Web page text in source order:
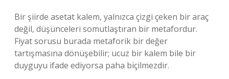
Bir şiirde asetat kalem, yalnızca çizgi çeken bir araç
değil, düşünceleri somutlaştıran bir metafordur.
Fiyat sorusu burada metaforik bir değer
tartışmasına dönüşebilir; ucuz bir kalem bile bir
duyguyu ifade ediyorsa paha biçilmezdir.